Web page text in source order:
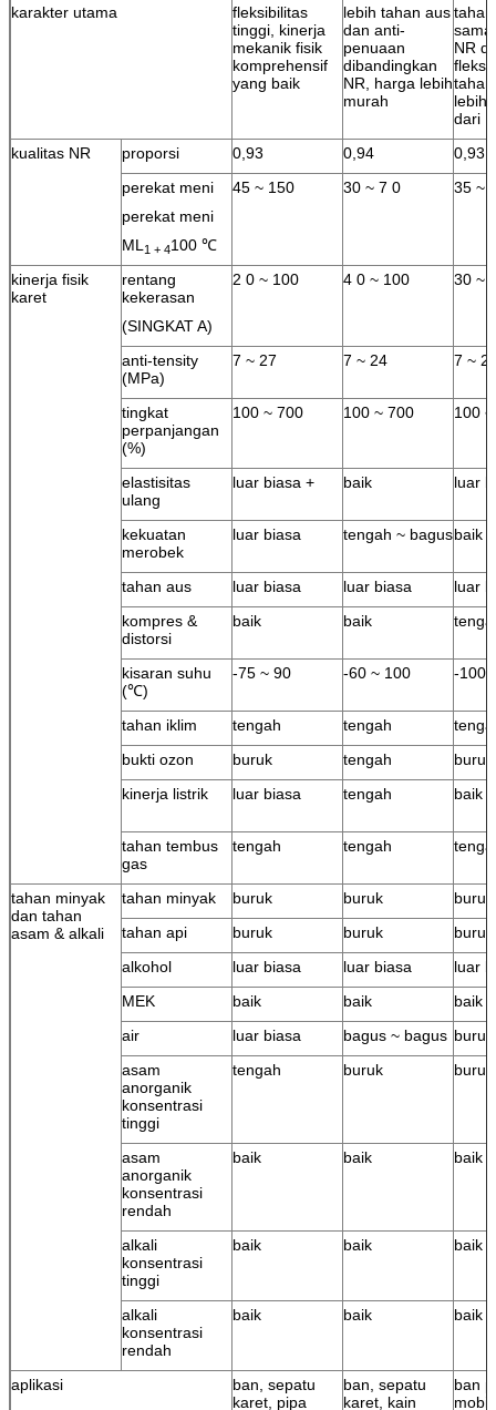
karakter utama
fleksibilitas
tinggi, kinerja
mekanik fisik
komprehensif
yang baik
lebih tahan aus
dan anti-
penuaan
dibandingkan
NR, harga lebih
murah
NR
lebih
dari
kualitas NR
proporsi 0,93 0,94
0,93
perekat meni
perekat meni
ML 1 + 4100 ℃
45 ~ 150 30 ~ 7 0 35 ~
kinerja fisik
karet
rentang
kekerasan
(SINGKAT A)
2 0 ~ 100 4 0 ~ 100 30 ~
anti-tensity
(MPa)
7 ~ 27 7 ~ 24 7 ~
tingkat
perpanjangan
(%)
100 ~ 700 100 ~ 700 100
elastisitas
ulang
luar biasa + baik luar
kekuatan
merobek
luar biasa tengah ~ bagusbaik
tahan aus luar biasa luar biasa
luar
kompres &
distorsi
baik baik
kisaran suhu
(℃)
-75 ~ 90 -60 ~ 100 -100
tahan iklim tengah tengah
bukti ozon
buruk tengah
buruk
kinerja listrik
luar biasa tengah baik
tahan tembus
gas
tengah tengah
tahan minyak
dan tahan
asam & alkali
tahan minyak buruk buruk
buruk
tahan api
buruk buruk
buruk
alkohol
luar biasa luar biasa
luar
MEK
baik baik
baik
air
luar biasa bagus ~ bagus buruk
asam
anorganik
konsentrasi
tinggi
tengah buruk buruk
asam
anorganik
konsentrasi
rendah
baik baik baik
alkali
konsentrasi
tinggi
baik baik baik
alkali
konsentrasi
rendah
baik baik baik
aplikasi
ban, sepatu
karet, pipa
ban, sepatu
karet, kain
ban
mobil